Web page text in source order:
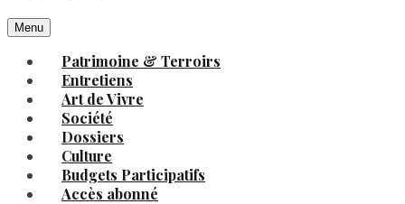
Menu
Patrimoine & Terroirs
Entretiens
Art de Vivre
Société
Dossiers
Culture
Budgets Participatifs
Accès abonné